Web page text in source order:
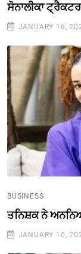
ਸੋਨਾਲੀਕਾ
JANUARY 16,
BUSINESS
ਤਨਿਸ਼ਕ ਨੇ
JANUARY 10,